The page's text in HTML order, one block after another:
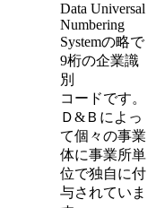
Data Universal
Numbering
Systemの略で
9桁の企業識
別
コードです。
Ｄ&Ｂによっ
て個々の事業
体に事業所単
位で独自に付
与されていま